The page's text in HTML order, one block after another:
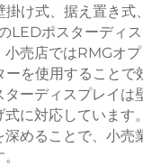
掛け式、据え置き式
LEDポスターディ
売店ではRMGオ
ーを使用することで
ターディスプレイは
に対応しています
深めることで、小売